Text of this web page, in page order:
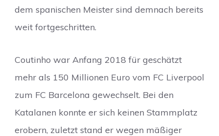
dem spanischen Meister sind demnach bereits
weit fortgeschritten.
Coutinho war Anfang 2018 für geschätzt
mehr als 150 Millionen Euro vom FC Liverpool
zum FC Barcelona gewechselt. Bei den
Katalanen konnte er sich keinen Stammplatz
erobern, zuletzt stand er wegen mäßiger